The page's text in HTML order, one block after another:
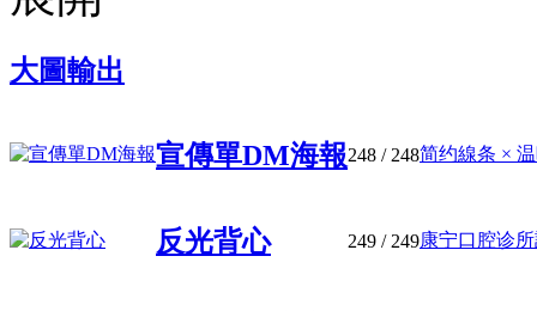
大圖輸出
宣傳單DM海報248 / 248简约線条 ×
反光背心 249 / 249康宁口腔诊